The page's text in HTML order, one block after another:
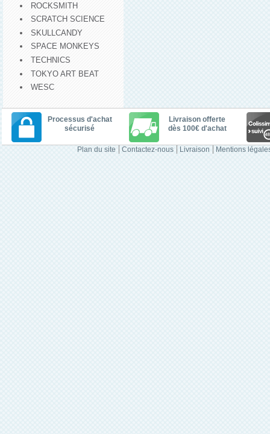
ROCKSMITH
SCRATCH SCIENCE
SKULLCANDY
SPACE MONKEYS
TECHNICS
TOKYO ART BEAT
WESC
Processus d'achat
sécurisé
Livraison offerte
dès 100€ d'achat
Plan du site Contactez-nous Livraison Mentions